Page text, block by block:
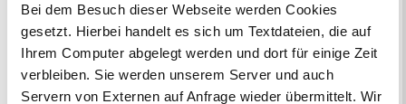
Bei dem Besuch dieser Webseite werden Cookies
gesetzt. Hierbei handelt es sich um Textdateien, die auf
Ihrem Computer abgelegt werden und dort für einige Zeit
verbleiben. Sie werden unserem Server und auch
Servern von Externen auf Anfrage wieder übermittelt. Wir
Bitte Inhalt eingeben
Veranstaltungskalender